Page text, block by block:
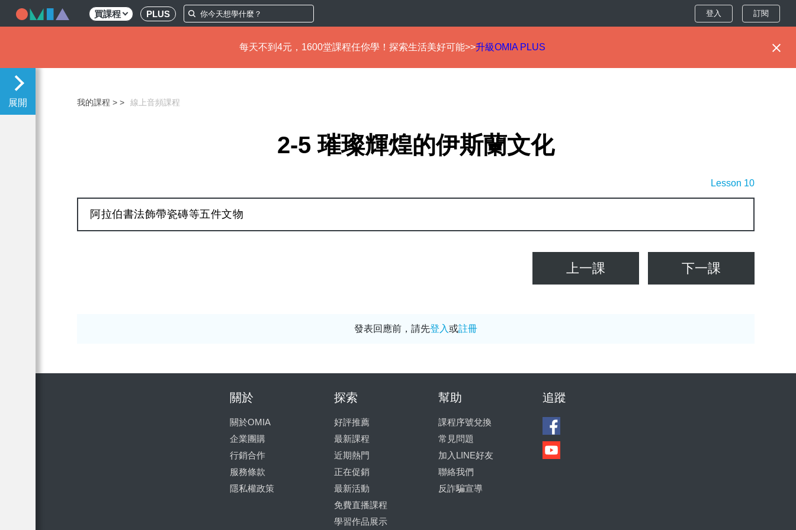
買課程 PLUS 登入 訂閱
每天不到4元，1600堂課程任你學！探索生活美好可能>>升級OMIA PLUS
我的課程 > 線上音頻課程
2-5 璀璨輝煌的伊斯蘭文化
Lesson 10
阿拉伯書法飾帶瓷磚等五件文物
上一課 下一課
發表回應前，請先登入或註冊
關於
關於OMIA
企業團購
行銷合作
服務條款
隱私權政策
探索
好評推薦
最新課程
近期熱門
正在促銷
最新活動
免費直播課程
學習作品展示
幫助
課程序號兌換
常見問題
加入LINE好友
聯絡我們
反詐騙宣導
追蹤